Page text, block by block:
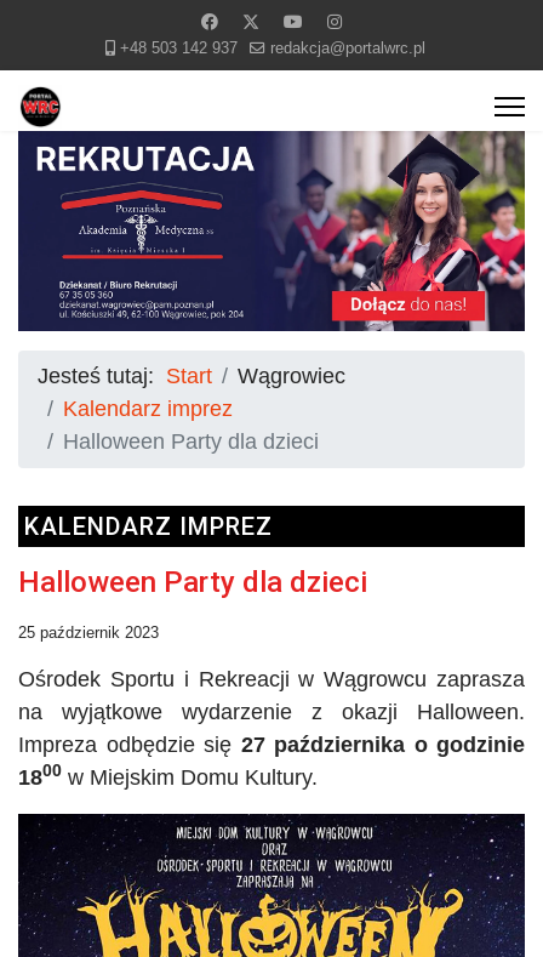
+48 503 142 937 redakcja@portalwrc.pl
Jesteś tutaj: Start
Wągrowiec
Kalendarz imprez
Halloween Party dla dzieci
KALENDARZ IMPREZ
Halloween Party dla dzieci
25 październik 2023
Ośrodek Sportu i Rekreacji w Wągrowcu zaprasza
na wyjątkowe wydarzenie z okazji Halloween.
Impreza odbędzie się 27 października o godzinie
1800 w Miejskim Domu Kultury.